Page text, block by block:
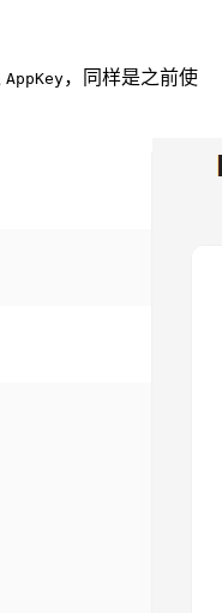
AppKey，同样是之前使